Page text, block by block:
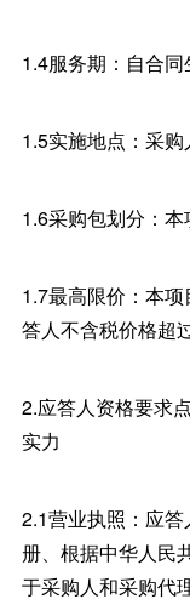
1.4服务期：自合同
1.5实施地点：采购
1.6采购包划分：本
1.7最高限价：本
答人不含税价格超
2.应答人资格要求
实力
2.1营业执照：应
册、根据中华人民
于采购人和采购代